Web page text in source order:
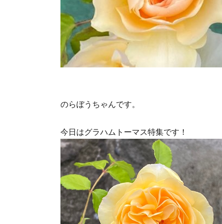
のらぼうちゃんです。
今日はグラハムトーマス特集です！